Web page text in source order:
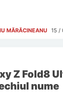
MĂRĂCINEANU 15 /
Z Fold8
nume